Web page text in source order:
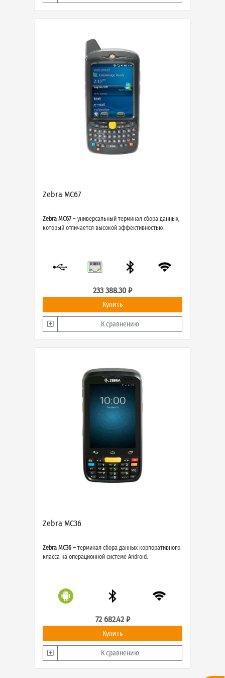
Zebra MC67
Zebra MC67 – универсальный терминал сбора данных,
который отличается высокой эффективностью.
233 388.30 ₽
Купить
К сравнению
Zebra MC36
Zebra MC36 – терминал сбора данных корпоративного
класса на операционной системе Android.
72 682.42 ₽
Купить
К сравнению